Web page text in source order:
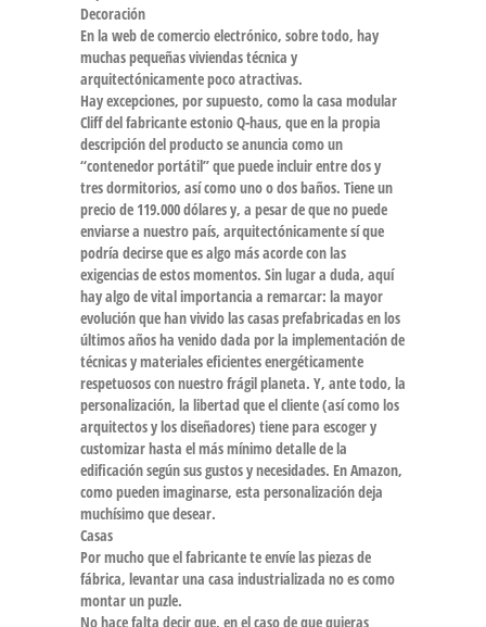
Decoración
En la web de comercio electrónico, sobre todo, hay
muchas pequeñas viviendas técnica y
arquitectónicamente poco atractivas.
Hay excepciones, por supuesto, como la casa modular
Cliff del fabricante estonio Q-haus, que en la propia
descripción del producto se anuncia como un
“contenedor portátil” que puede incluir entre dos y
tres dormitorios, así como uno o dos baños. Tiene un
precio de 119.000 dólares y, a pesar de que no puede
enviarse a nuestro país, arquitectónicamente sí que
podría decirse que es algo más acorde con las
exigencias de estos momentos. Sin lugar a duda, aquí
hay algo de vital importancia a remarcar: la mayor
evolución que han vivido las casas prefabricadas en los
últimos años ha venido dada por la implementación de
técnicas y materiales eficientes energéticamente
respetuosos con nuestro frágil planeta. Y, ante todo, la
personalización, la libertad que el cliente (así como los
arquitectos y los diseñadores) tiene para escoger y
customizar hasta el más mínimo detalle de la
edificación según sus gustos y necesidades. En Amazon,
como pueden imaginarse, esta personalización deja
muchísimo que desear.
Casas
Por mucho que el fabricante te envíe las piezas de
fábrica, levantar una casa industrializada no es como
montar un puzle.
No hace falta decir que, en el caso de que quieras